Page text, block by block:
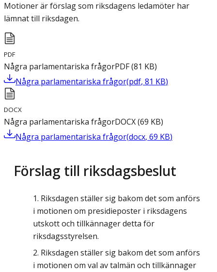
Motioner är förslag som riksdagens ledamöter har
lämnat till riksdagen.
PDF
Några parlamentariska frågorPDF(81 KB)
Några parlamentariska frågor(pdf, 81 KB)
DOCX
Några parlamentariska frågorDOCX(69 KB)
Några parlamentariska frågor(docx, 69 KB)
Förslag till riksdagsbeslut
Riksdagen ställer sig bakom det som anförs
i motionen om presidieposter i riksdagens
utskott och tillkännager detta för
riksdagsstyrelsen.
Riksdagen ställer sig bakom det som anförs
i motionen om val av talmän och tillkännager